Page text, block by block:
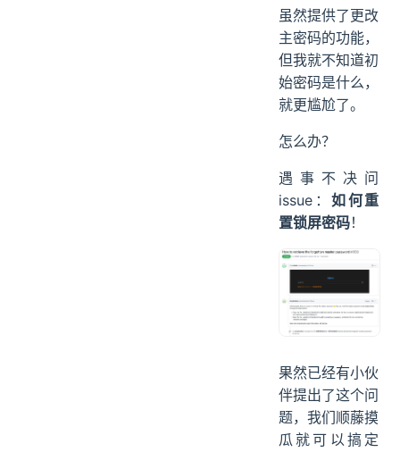
虽然提供了更改
主密码的功能，
但我就不知道初
始密码是什么，
就更尴尬了。
怎么办？
遇事不决问
issue： 如何重
置锁屏密码！
果然已经有小伙
伴提出了这个问
题，我们顺藤摸
瓜就可以搞定